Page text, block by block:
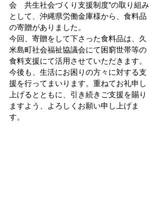
会　共生社会づくり支援制度"の取り組み
として、沖縄県労働金庫様から、食料品
の寄贈がありました。
今回、寄贈をして下さった食料品は、久
米島町社会福祉協議会にて困窮世帯等の
食料支援にて活用させていただきます。
今後も、生活にお困りの方々に対する支
援を行ってまいります。重ねてお礼申し
上げるとともに、引き続きご支援を賜り
ますよう、よろしくお願い申し上げま
す。